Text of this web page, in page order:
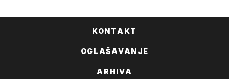
KONTAKT
OGLAŠAVANJE
ARHIVA